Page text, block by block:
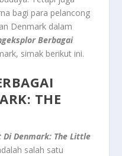
bagi para pelancong
Denmark dalam
Berbagai
simak berikut ini.
THE
Denmark: The Little
salah satu